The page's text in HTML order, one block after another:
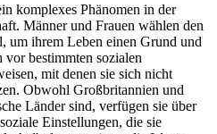
komplexes Phänomen in der
Männer und Frauen wählen den
um ihrem Leben einen Grund und
bestimmten sozialen
mit denen sie sich nicht
Obwohl Großbritannien und
Länder sind, verfügen sie über
Einstellungen, die sie